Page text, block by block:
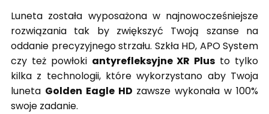
Luneta została wyposażona w najnowocześniejsze
rozwiązania tak by zwiększyć Twoją szanse na
oddanie precyzyjnego strzału. Szkła HD, APO System
czy też powłoki antyrefleksyjne XR Plus to tylko
kilka z technologii, które wykorzystano aby Twoja
luneta Golden Eagle HD zawsze wykonała w 100%
swoje zadanie.